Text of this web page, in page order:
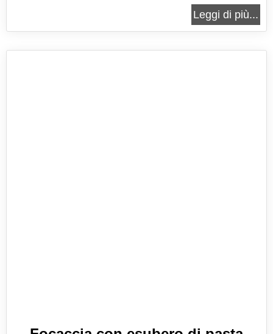
o gustata con la farcitura preferita. La focaccia
realizzata con questa ricetta risulta alta e morbida,
Leggi di più...